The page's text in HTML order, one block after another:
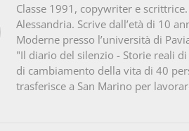
Classe 1991, copywriter e
Alessandria. Scrive dall’età di 10
Moderne presso l’università di
"Il diario del silenzio - Storie reali
di cambiamento della vita di 40
trasferisce a San Marino per